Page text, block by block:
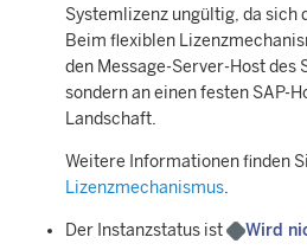
Systemlizenz ungültig, da sich
Beim flexiblen
den Message-Server-Host des
sondern an einen festen SAP-
Landschaft.
Weitere Informationen finden
Lizenzmechanismus.
Der Instanzstatus ist Wird